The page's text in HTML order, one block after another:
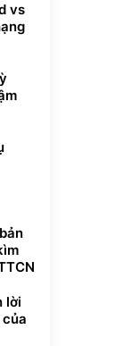
vs
lời